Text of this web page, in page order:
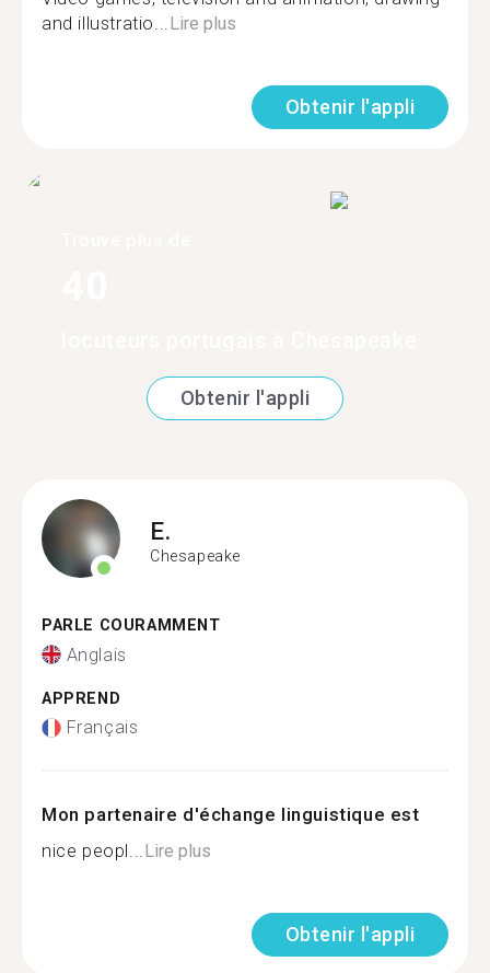
and illustratio... Lire plus
Obtenir l'appli
Obtenir l'appli
E.
Chesapeake
PARLE COURAMMENT
Anglais
APPREND
Français
Mon partenaire d'échange linguistique est
nice peopl...Lire plus
Obtenir l'appli